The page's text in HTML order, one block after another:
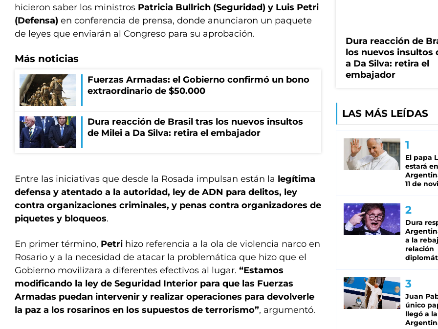
hicieron saber los ministros Patricia Bullrich (Seguridad) y Luis Petri
(Defensa) en conferencia de prensa, donde anunciaron un paquete
de leyes que enviarán al Congreso para su aprobación.
Más noticias
Fuerzas Armadas: el Gobierno confirmó un bono
extraordinario de $50.000
Dura reacción de Brasil tras los nuevos insultos
de Milei a Da Silva: retira el embajador
Entre las iniciativas que desde la Rosada impulsan están la legítima
defensa y atentado a la autoridad, ley de ADN para delitos, ley
contra organizaciones criminales, y penas contra organizadores de
piquetes y bloqueos.
En primer término, Petri hizo referencia a la ola de violencia narco en
Rosario y a la necesidad de atacar la problemática que hizo que el
Gobierno movilizara a diferentes efectivos al lugar. “Estamos
modificando la ley de Seguridad Interior para que las Fuerzas
Armadas puedan intervenir y realizar operaciones para devolverle
la paz a los rosarinos en los supuestos de terrorismo”, argumentó.
Dura reacción de
los nuevos insultos
a Da Silva: retira el
embajador
LAS MÁS LEÍDAS
El papa
estará
11 de
Dura
a la
relación
Juan
único
llegó a la